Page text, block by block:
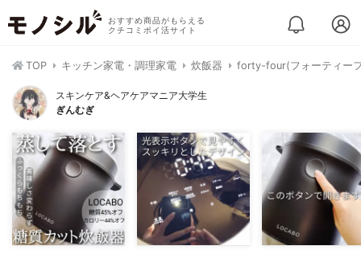
おすすめ商品がもらえる
クチコミポイ活サイト
TOP キッチン家電・調理家電 炊飯器 forty-four(フォーティー
スキンケア&ヘアケアマニア大学生
ぎんむぎ